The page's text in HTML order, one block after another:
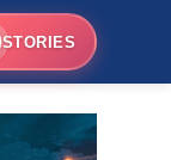
STORIES